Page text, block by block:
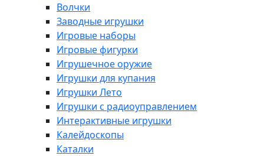
Волчки
Заводные игрушки
Игровые наборы
Игровые фигурки
Игрушечное оружие
Игрушки для купания
Игрушки Лето
Игрушки с радиоуправлением
Интерактивные игрушки
Калейдоскопы
Каталки